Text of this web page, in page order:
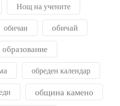
Нощ на учените
обичаи обичай
образование
обреден календар
община камено